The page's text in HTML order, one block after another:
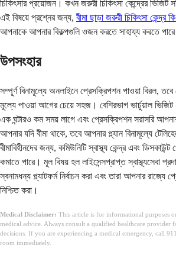
চিকিৎসার প্রয়োজন। কখন জরুরী চিকিৎসা কেন্দ্রের ভিজিট
এই বিষয়ে প্রশ্নের জন্য,বীমা ছাড়া জরুরী চিকিৎসা কেন্দ্র
আপনাকে আপনার বিকল্পগুলি ওজন করতে সাহায্য করতে
উপসংহার
সম্পূর্ণ বিনামূল্যে অনলাইনে প্রেসক্রিপশন পাওয়া বিরল, তবে
মূল্যে পাওয়া আগের চেয়ে সহজ। বেশিরভাগ ভার্চুয়াল
এক ঘন্টারও কম সময় লাগে এবং প্রেসক্রিপশন সরাসরি
আপনার যদি বীমা থাকে, তবে আপনার প্ল্যান বিনামূল্যে
বীমাবিহীনদের জন্য, কমিউনিটি স্বাস্থ্য কেন্দ্র এবং
কমাতে পারে। মূল বিষয় হল লাইসেন্সপ্রাপ্ত স্বাস্থ্যসেবা
স্বনামধন্য প্ল্যাটফর্ম নির্বাচন করা এবং তারা আপনার রাজ্যে
নিশ্চিত করা।
Medical Disclaimer: This article is for informational purposes
medical advice. Always consult a qualified healthcare provider
decisions. If you are experiencing a medical emergency, call
room immediately.